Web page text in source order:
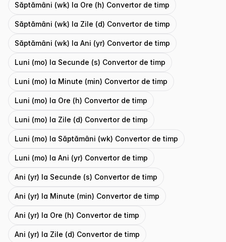
Săptămâni (wk) la Ore (h) Convertor de timp
Săptămâni (wk) la Zile (d) Convertor de timp
Săptămâni (wk) la Ani (yr) Convertor de timp
Luni (mo) la Secunde (s) Convertor de timp
Luni (mo) la Minute (min) Convertor de timp
Luni (mo) la Ore (h) Convertor de timp
Luni (mo) la Zile (d) Convertor de timp
Luni (mo) la Săptămâni (wk) Convertor de timp
Luni (mo) la Ani (yr) Convertor de timp
Ani (yr) la Secunde (s) Convertor de timp
Ani (yr) la Minute (min) Convertor de timp
Ani (yr) la Ore (h) Convertor de timp
Ani (yr) la Zile (d) Convertor de timp